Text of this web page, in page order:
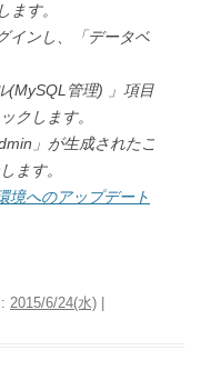
す。
インし、「データベ
(MySQL管理) 」項目
クします。
」が生成されたこ
ます。
境へのアップデート
2015/6/24(水)